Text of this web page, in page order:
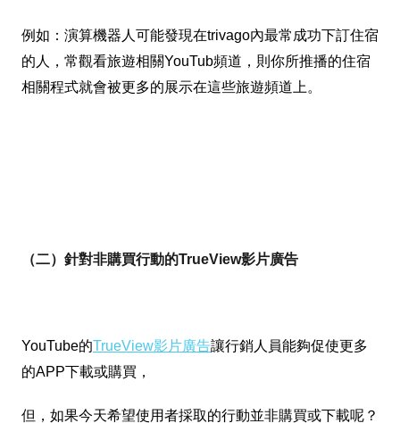
例如：演算機器人可能發現在trivago內最常成功下訂住宿
的人，常觀看旅遊相關YouTub頻道，則你所推播的住宿
相關程式就會被更多的展示在這些旅遊頻道上。
（二）針對非購買行動的TrueView影片廣告
YouTube的TrueView影片廣告讓行銷人員能夠促使更多
的APP下載或購買，
但，如果今天希望使用者採取的行動並非購買或下載呢？